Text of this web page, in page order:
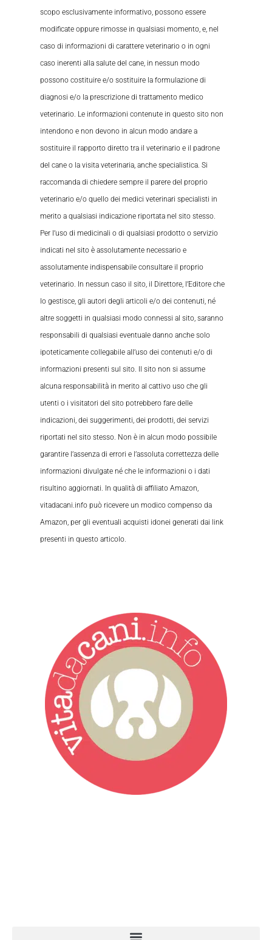
scopo esclusivamente informativo, possono essere
modificate oppure rimosse in qualsiasi momento, e, nel
caso di informazioni di carattere veterinario o in ogni
caso inerenti alla salute del cane, in nessun modo
possono costituire e/o sostituire la formulazione di
diagnosi e/o la prescrizione di trattamento medico
veterinario. Le informazioni contenute in questo sito non
intendono e non devono in alcun modo andare a
sostituire il rapporto diretto tra il veterinario e il padrone
del cane o la visita veterinaria, anche specialistica. Si
raccomanda di chiedere sempre il parere del proprio
veterinario e/o quello dei medici veterinari specialisti in
merito a qualsiasi indicazione riportata nel sito stesso.
Per l’uso di medicinali o di qualsiasi prodotto o servizio
indicati nel sito è assolutamente necessario e
assolutamente indispensabile consultare il proprio
veterinario. In nessun caso il sito, il Direttore, l’Editore che
lo gestisce, gli autori degli articoli e/o dei contenuti, né
altre soggetti in qualsiasi modo connessi al sito, saranno
responsabili di qualsiasi eventuale danno anche solo
ipoteticamente collegabile all’uso dei contenuti e/o di
informazioni presenti sul sito. Il sito non si assume
alcuna responsabilità in merito al cattivo uso che gli
utenti o i visitatori del sito potrebbero fare delle
indicazioni, dei suggerimenti, dei prodotti, dei servizi
riportati nel sito stesso. Non è in alcun modo possibile
garantire l’assenza di errori e l’assoluta correttezza delle
informazioni divulgate né che le informazioni o i dati
risultino aggiornati. In qualità di affiliato Amazon,
vitadacani.info può ricevere un modico compenso da
Amazon, per gli eventuali acquisti idonei generati dai link
presenti in questo articolo.